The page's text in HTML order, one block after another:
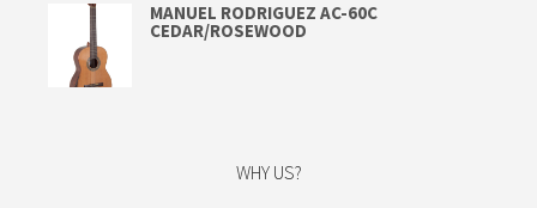
MANUEL RODRIGUEZ AC-60C
CEDAR/ROSEWOOD
WHY US?